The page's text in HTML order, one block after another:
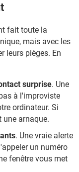
fait toute la
mais avec les
leurs pièges. En
surprise. Une
à l'improviste
ordinateur. Si
une arnaque.
. Une vraie alerte
un numéro
fenêtre vous met